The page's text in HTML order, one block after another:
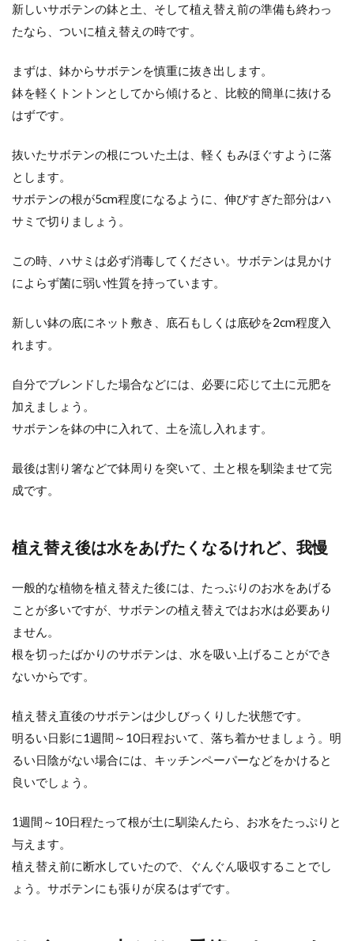
新しいサボテンの鉢と土、そして植え替え前の準備も終わっ
たなら、ついに植え替えの時です。
まずは、鉢からサボテンを慎重に抜き出します。
鉢を軽くトントンとしてから傾けると、比較的簡単に抜ける
はずです。
抜いたサボテンの根についた土は、軽くもみほぐすように落
とします。
サボテンの根が5cm程度になるように、伸びすぎた部分はハ
サミで切りましょう。
この時、ハサミは必ず消毒してください。サボテンは見かけ
によらず菌に弱い性質を持っています。
新しい鉢の底にネット敷き、底石もしくは底砂を2cm程度入
れます。
自分でブレンドした場合などには、必要に応じて土に元肥を
加えましょう。
サボテンを鉢の中に入れて、土を流し入れます。
最後は割り箸などで鉢周りを突いて、土と根を馴染ませて完
成です。
植え替え後は水をあげたくなるけれど、我慢
一般的な植物を植え替えた後には、たっぶりのお水をあげる
ことが多いですが、サボテンの植え替えではお水は必要あり
ません。
根を切ったばかりのサボテンは、水を吸い上げることができ
ないからです。
植え替え直後のサボテンは少しびっくりした状態です。
明るい日影に1週間～10日程おいて、落ち着かせましょう。明
るい日陰がない場合には、キッチンペーパーなどをかけると
良いでしょう。
1週間～10日程たって根が土に馴染んたら、お水をたっぷりと
与えます。
植え替え前に断水していたので、ぐんぐん吸収することでし
ょう。サボテンにも張りが戻るはずです。